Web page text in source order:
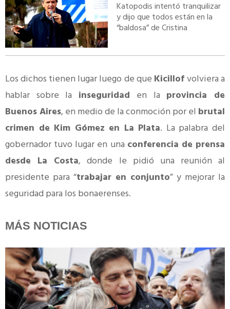
Katopodis intentó tranquilizar
y dijo que todos están en la
“baldosa” de Cristina
Los dichos tienen lugar luego de que Kicillofvolviera a
hablar sobre la inseguridad en la provincia de
Buenos Aires, en medio de la conmoción por el brutal
crimen de Kim Gómez en La Plata. La palabra del
gobernador tuvo lugar en una conferencia de prensa
desde La Costa, donde le pidió una reunión al
presidente para “trabajar en conjunto” y mejorar la
seguridad para los bonaerenses.
MÁS NOTICIAS